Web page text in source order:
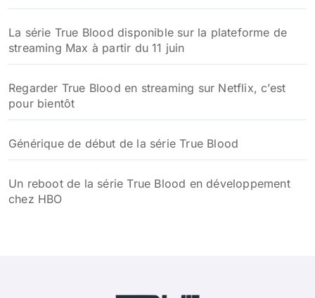
La série True Blood disponible sur la plateforme de
streaming Max à partir du 11 juin
Regarder True Blood en streaming sur Netflix, c’est
pour bientôt
Générique de début de la série True Blood
Un reboot de la série True Blood en développement
chez HBO